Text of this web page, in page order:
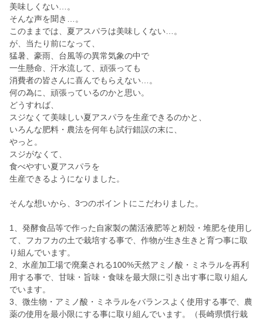
美味しくない…。
そんな声を聞き…。
このままでは、夏アスパラは美味しくない…。
が、当たり前になって、
猛暑、豪雨、台風等の異常気象の中で
一生懸命、汗水流して、頑張っても
消費者の皆さんに喜んでもらえない…。
何の為に、頑張っているのかと思い。
どうすれば、
スジなくて美味しい夏アスパラを生産できるのかと、
いろんな肥料・農法を何年も試行錯誤の末に、
やっと。
スジがなくて、
食べやすい夏アスパラを
生産できるようになりました。
そんな想いから、3つのポイントにこだわりました。
1、発酵食品等で作った自家製の菌活液肥等と籾殻・堆肥を使用し
て、フカフカの土で栽培する事で、作物が生き生きと育つ事に取
り組んでいます。
2、水産加工場で廃棄される100%天然アミノ酸・ミネラルを再利
用する事で、甘味・旨味・食味を最大限に引き出す事に取り組ん
でいます。
3、微生物・アミノ酸・ミネラルをバランスよく使用する事で、農
薬の使用を最小限にする事に取り組んでいます。（長崎県慣行栽